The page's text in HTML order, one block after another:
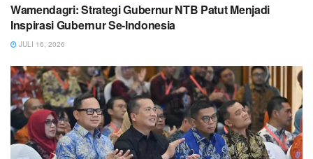
Wamendagri: Strategi Gubernur NTB Patut Menjadi
Inspirasi Gubernur Se-Indonesia
JULI 16, 2026